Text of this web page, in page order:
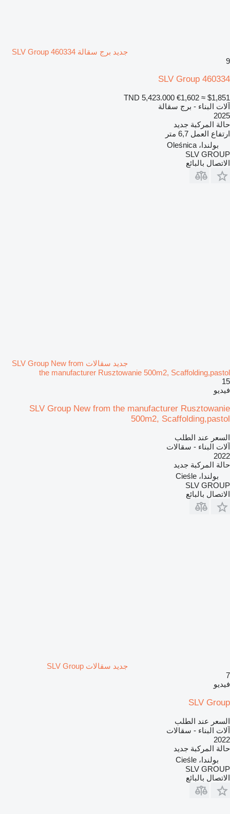
جديد برج سقالة SLV Group 460334
9
SLV Group 460334
TND 5,423.000 €1,602 ≈ $1,851
آلات البناء - برج سقالة
2025
حالة المركبة جديد
ارتفاع العمل 6,7 متر
بولندا، Oleśnica
SLV GROUP
الاتصال بالبائع
جديد سقالات SLV Group New from
the manufacturer Rusztowanie 500m2, Scaffolding,pastol
15
فيديو
SLV Group New from the manufacturer Rusztowanie
500m2, Scaffolding,pastol
السعر عند الطلب
آلات البناء - سقالات
2022
حالة المركبة جديد
بولندا، Cieśle
SLV GROUP
الاتصال بالبائع
جديد سقالات SLV Group
7
فيديو
SLV Group
السعر عند الطلب
آلات البناء - سقالات
2022
حالة المركبة جديد
بولندا، Cieśle
SLV GROUP
الاتصال بالبائع